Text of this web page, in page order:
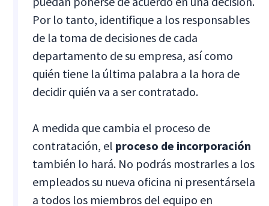
Por lo tanto, identifique a los responsables
de la toma de decisiones de cada
departamento de su empresa, así como
quién tiene la última palabra a la hora de
decidir quién va a ser contratado.
A medida que cambia el proceso de
contratación, el proceso de incorporación
también lo hará. No podrás mostrarles a los
empleados su nueva oficina ni presentársela
a todos los miembros del equipo en